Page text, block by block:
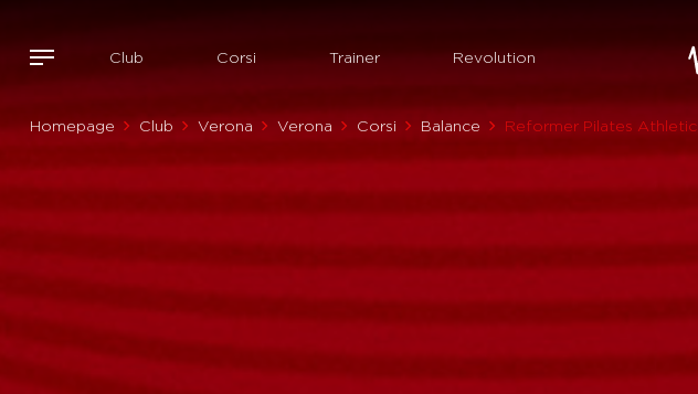
Club Corsi Trainer Revolution
Homepage Club Verona Verona Corsi Balance Reformer Pilates Athletic